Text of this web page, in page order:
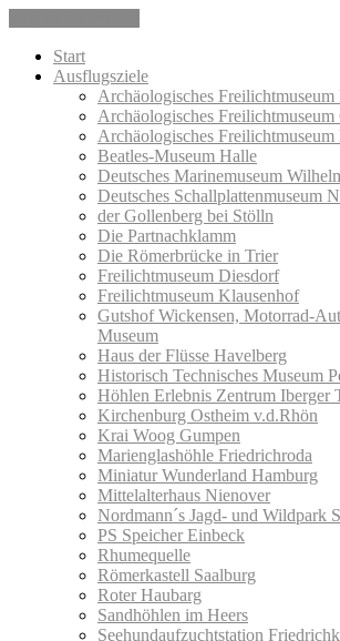
Start
Ausflugsziele
Archäologisches Freilichtmuseum
Archäologisches Freilichtmuseum
Archäologisches
Beatles-Museum Halle
Deutsches Marinemuseum
Deutsches Schallplattenmuseum
der Gollenberg bei Stölln
Die Partnachklamm
Die Römerbrücke in Trier
Freilichtmuseum Diesdorf
Freilichtmuseum Klausenhof
Gutshof Wickensen, Motorrad-
Museum
Haus der Flüsse Havelberg
Historisch Technisches Museum
Höhlen Erlebnis Zentrum Iberger
Kirchenburg Ostheim v.d.Rhön
Krai Woog Gumpen
Marienglashöhle Friedrichroda
Miniatur Wunderland Hamburg
Mittelalterhaus Nienover
Nordmann´s Jagd- und Wildpark
PS Speicher Einbeck
Rhumequelle
Römerkastell Saalburg
Roter Haubarg
Sandhöhlen im Heers
Seehundaufzuchtstation